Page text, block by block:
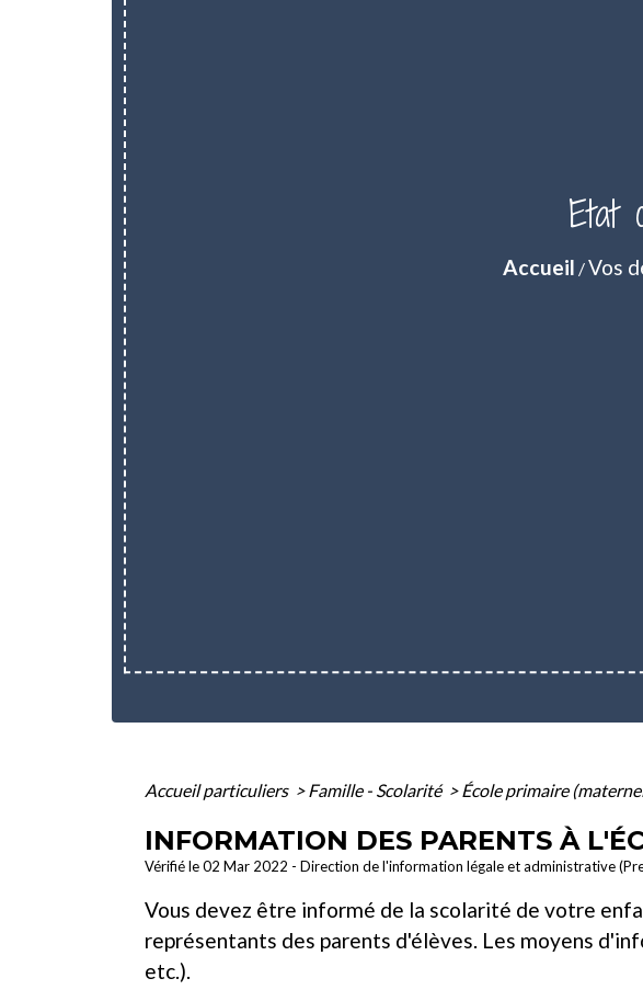
Etat
Accueil /Vos
Accueil particuliers > Famille - Scolarité > École primaire
INFORMATION DES PARENTS À
Vérifié le 02 Mar 2022 - Direction de l'information légale et administrative
Vous devez être informé de la scolarité de votre
représentants des parents d'élèves. Les moyens
etc.).